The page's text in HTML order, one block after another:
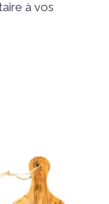
à vos